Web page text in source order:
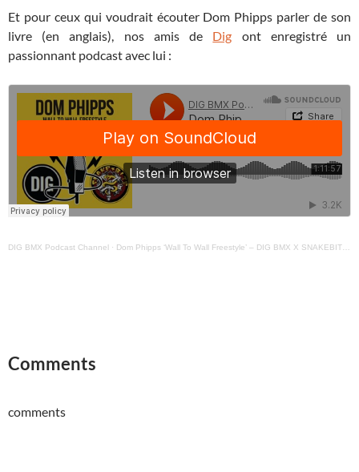
Et pour ceux qui voudrait écouter Dom Phipps parler de son
livre (en anglais), nos amis de Dig ont enregistré un
passionnant podcast avec lui :
DIG BMX Podcast Channel · Dom Phipps ‘Wall To Wall Freestyle’ – DIG BMX X SNAKEBITE Podcast
Comments
comments